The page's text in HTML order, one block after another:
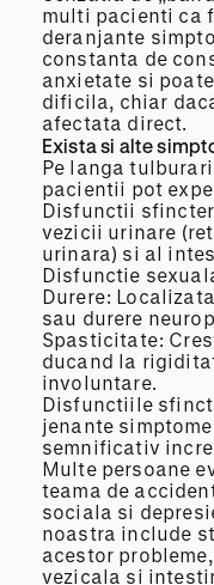
multi pacienti ca
deranjante
constanta de
anxietate si
dificila, chiar
afectata direct.
Exista si alte
Pe langa
pacientii pot
Disfunctii
vezicii urinare
urinara) si al
Disfunctie
Durere:
sau durere
Spasticitate:
ducand la
involuntare.
Disfunctiile
jenante
semnificativ
Multe persoane
teama de
sociala si
noastra include
acestor
vezicala si